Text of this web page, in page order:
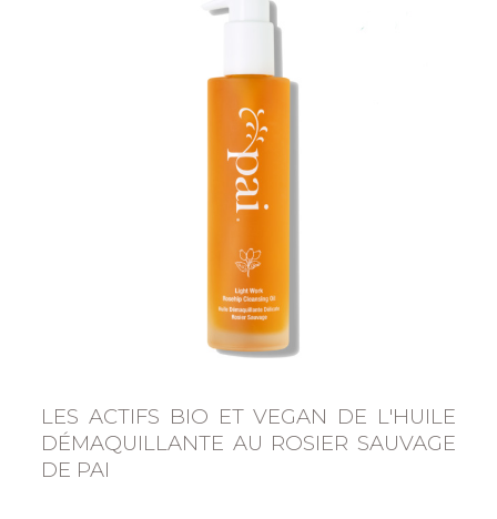
LES ACTIFS BIO ET VEGAN DE L'HUILE
DÉMAQUILLANTE AU ROSIER SAUVAGE
DE PAI